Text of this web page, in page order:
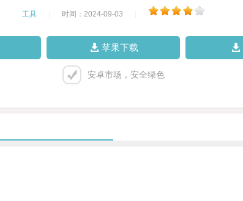
工具 时间：2024-09-03
苹果下载
安卓市场，安全绿色